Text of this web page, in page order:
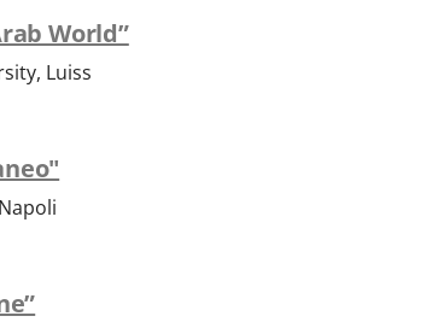
World”
Luiss